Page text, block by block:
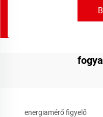
energiamérő figyelő